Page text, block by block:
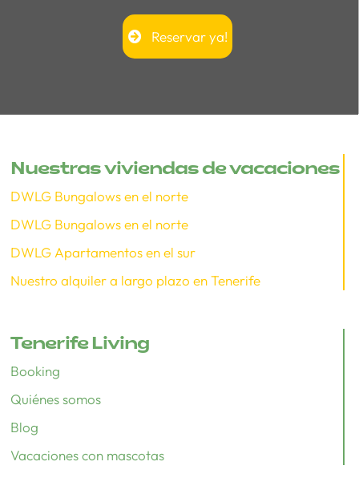
Reservar ya!
Nuestras viviendas de vacaciones
DWLG Bungalows en el norte
DWLG Bungalows en el norte
DWLG Apartamentos en el sur
Nuestro alquiler a largo plazo en Tenerife
Tenerife Living
Booking
Quiénes somos
Blog
Vacaciones con mascotas